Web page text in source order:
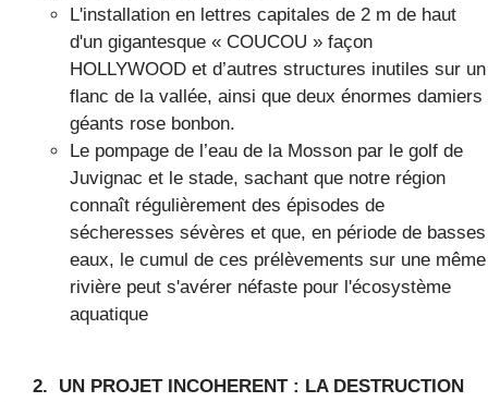
L'installation en lettres capitales de 2 m de haut
d'un gigantesque « COUCOU » façon
HOLLYWOOD et d’autres structures inutiles sur un
flanc de la vallée, ainsi que deux énormes damiers
géants rose bonbon.
Le pompage de l’eau de la Mosson par le golf de
Juvignac et le stade, sachant que notre région
connaît régulièrement des épisodes de
sécheresses sévères et que, en période de basses
eaux, le cumul de ces prélèvements sur une même
rivière peut s'avérer néfaste pour l'écosystème
aquatique
2. UN PROJET INCOHERENT : LA DESTRUCTION